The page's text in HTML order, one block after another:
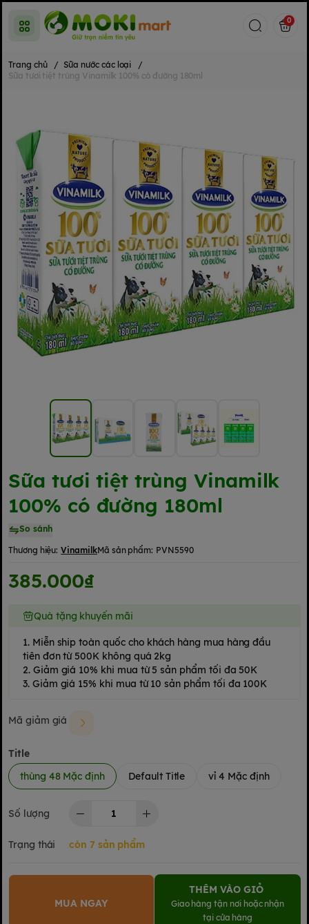
0
Trang chủ / Sữa nước các loại
/
Sữa tươi tiệt trùng Vinamilk 100% có đường 180ml
Sữa tươi tiệt trùng Vinamilk
100% có đường 180ml
So sánh
Thương hiệu: VinamilkMã sản phẩm: PVN5590
385.000₫
Quà tặng khuyến mãi
1. Miễn ship toàn quốc cho khách hàng mua hàng đầu
tiên đơn từ 500K không quá 2kg
2. Giảm giá 10% khi mua từ 5 sản phẩm tối đa 50K
3. Giảm giá 15% khi mua từ 10 sản phẩm tối đa 100K
Mã giảm giá
Title
thùng 48 Mặc định
Default Title vỉ 4 Mặc định
Số lượng
Trạng thái còn 7 sản phẩm
MUA NGAY
THÊM VÀO GIỎ
Giao hàng tận nơi hoặc nhận
tại cửa hàng